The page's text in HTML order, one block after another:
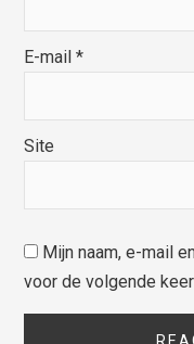
E-mail*
Site
Mijn naam, e-mail
voor de volgende